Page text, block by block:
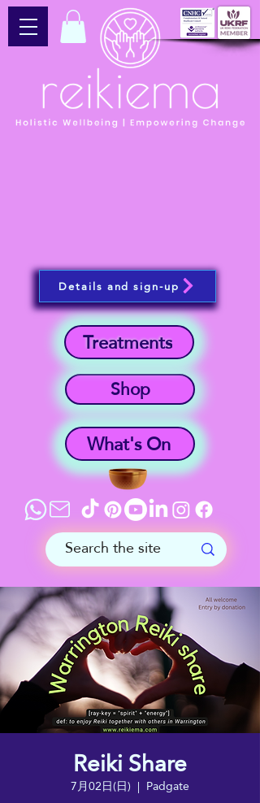
What's On
Shop
Treatments
Details and sign-up
Reiki Share
7月02日(日)
  |
Padgate